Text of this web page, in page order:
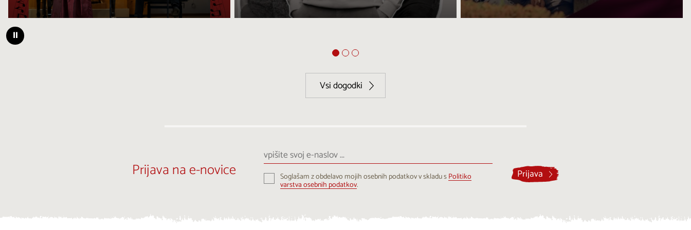
⏸
Vsi dogodki
Prijava na e-novice
vpišite
svoj
e-
naslovSoglašam z obdelavo mojih osebnih podatkov v skladu sPolitiko
varstva osebnih podatkov.
Prijava